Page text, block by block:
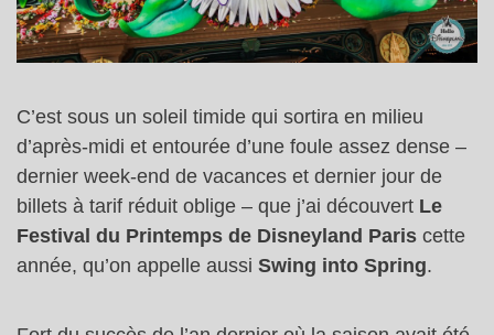
C’est sous un soleil timide qui sortira en milieu
d’après-midi et entourée d’une foule assez dense –
dernier week-end de vacances et dernier jour de
billets à tarif réduit oblige – que j’ai découvert Le
Festival du Printemps de Disneyland Paris cette
année, qu’on appelle aussi Swing into Spring.